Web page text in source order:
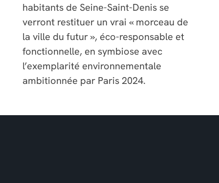
habitants de Seine-Saint-Denis se
verront restituer un vrai « morceau de
la ville du futur », éco-responsable et
fonctionnelle, en symbiose avec
l’exemplarité environnementale
ambitionnée par Paris 2024.